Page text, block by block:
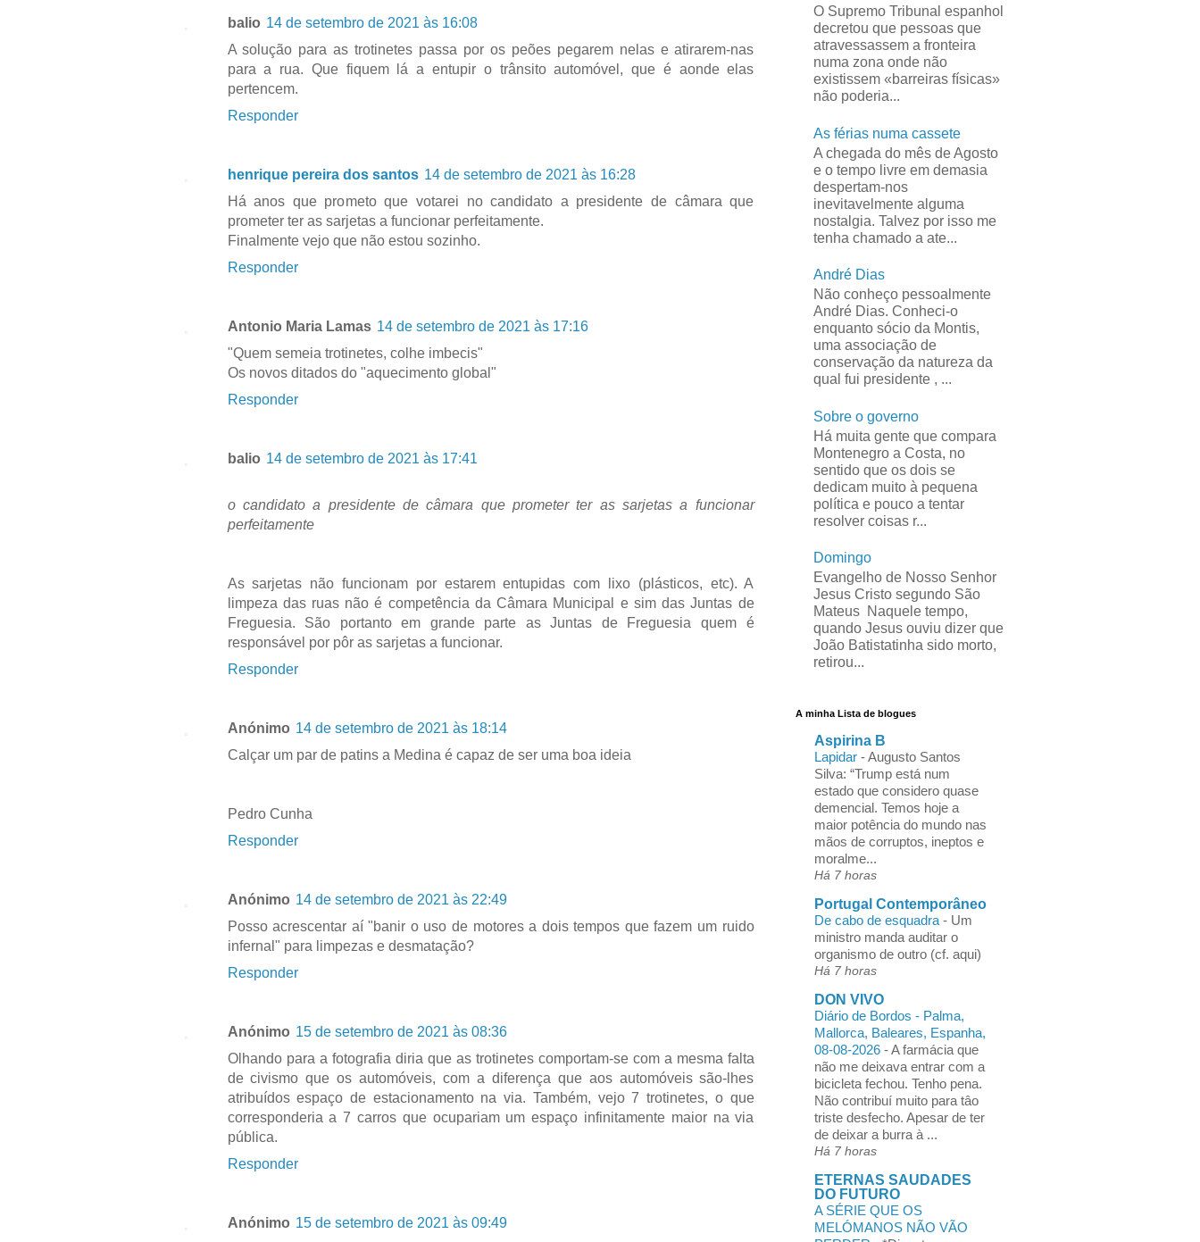
balio 14 de setembro de 2021 às 16:08
A solução para as trotinetes passa por os peões pegarem nelas e atirarem-nas
para a rua. Que fiquem lá a entupir o trânsito automóvel, que é aonde elas
pertencem.
Responder
henrique pereira dos santos 14 de setembro de 2021 às 16:28
Há anos que prometo que votarei no candidato a presidente de câmara que
prometer ter as sarjetas a funcionar perfeitamente.
Finalmente vejo que não estou sozinho.
Responder
Antonio Maria Lamas 14 de setembro de 2021 às 17:16
"Quem semeia trotinetes, colhe imbecis"
Os novos ditados do "aquecimento global"
Responder
balio 14 de setembro de 2021 às 17:41
o candidato a presidente de câmara que prometer ter as sarjetas a funcionar
perfeitamente
As sarjetas não funcionam por estarem entupidas com lixo (plásticos, etc). A
limpeza das ruas não é competência da Câmara Municipal e sim das Juntas de
Freguesia. São portanto em grande parte as Juntas de Freguesia quem é
responsável por pôr as sarjetas a funcionar.
Responder
Anónimo 14 de setembro de 2021 às 18:14
Calçar um par de patins a Medina é capaz de ser uma boa ideia
Pedro Cunha
Responder
Anónimo 14 de setembro de 2021 às 22:49
Posso acrescentar aí "banir o uso de motores a dois tempos que fazem um ruido
infernal" para limpezas e desmatação?
Responder
Anónimo 15 de setembro de 2021 às 08:36
Olhando para a fotografia diria que as trotinetes comportam-se com a mesma falta
de civismo que os automóveis, com a diferença que aos automóveis são-lhes
atribuídos espaço de estacionamento na via. Também, vejo 7 trotinetes, o que
corresponderia a 7 carros que ocupariam um espaço infinitamente maior na via
pública.
Responder
Anónimo 15 de setembro de 2021 às 09:49
O Supremo Tribunal espanhol
decretou que pessoas que
atravessassem a fronteira
numa zona onde não
existissem «barreiras físicas»
não poderia...
As férias numa cassete
A chegada do mês de Agosto
e o tempo livre em demasia
despertam-nos
inevitavelmente alguma
nostalgia. Talvez por isso me
tenha chamado a ate...
André Dias
Não conheço pessoalmente
André Dias. Conheci-o
enquanto sócio da Montis,
uma associação de
conservação da natureza da
qual fui presidente , ...
Sobre o governo
Há muita gente que compara
Montenegro a Costa, no
sentido que os dois se
dedicam muito à pequena
política e pouco a tentar
resolver coisas r...
Domingo
Evangelho de Nosso Senhor
Jesus Cristo segundo São
Mateus Naquele tempo,
quando Jesus ouviu dizer que
João Batistatinha sido morto,
retirou...
A minha Lista de blogues
Aspirina B
Lapidar -Augusto Santos
Silva: “Trump está num
estado que considero quase
demencial. Temos hoje a
maior potência do mundo nas
mãos de corruptos, ineptos e
moralme...
Há 7 horas
Portugal Contemporâneo
De cabo de esquadra - Um
ministro manda auditar o
organismo de outro (cf. aqui)
Há 7 horas
DON VIVO
Diário de Bordos - Palma,
Mallorca, Baleares, Espanha,
08-08-2026 -A farmácia que
não me deixava entrar com a
bicicleta fechou. Tenho pena.
Não contribuí muito para tâo
triste desfecho. Apesar de ter
de deixar a burra à ...
Há 7 horas
ETERNAS SAUDADES
DO FUTURO
A SÉRIE QUE OS
MELÓMANOS NÃO VÃO